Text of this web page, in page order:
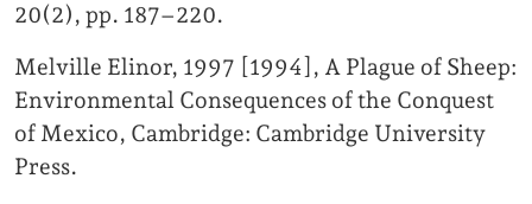
20(2), pp. 187–220.
Melville Elinor, 1997 [1994], A Plague of Sheep:
Environmental Consequences of the Conquest
of Mexico, Cambridge: Cambridge University
Press.